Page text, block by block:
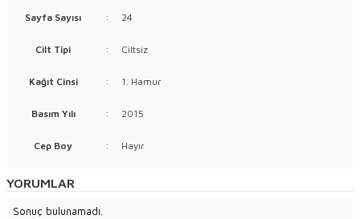
Sayfa Sayısı : 24
Cilt Tipi : Ciltsiz
Kağıt Cinsi : 1. Hamur
Basım Yılı : 2015
Cep Boy : Hayır
YORUMLAR
Sonuç bulunamadı.